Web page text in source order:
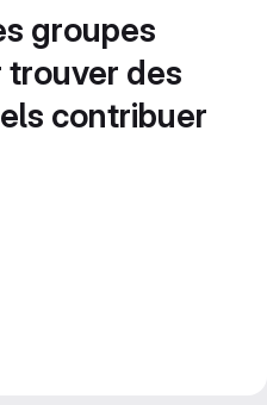
groupes
trouver des
contribuer